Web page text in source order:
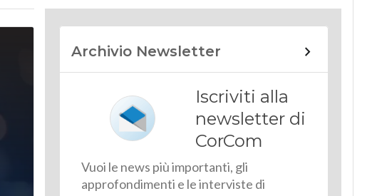
Archivio Newsletter
Iscriviti alla
newsletter di
CorCom
Vuoi le news più importanti, gli
approfondimenti e le interviste di